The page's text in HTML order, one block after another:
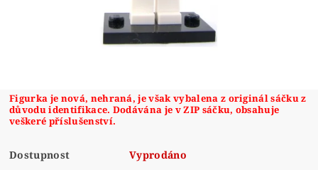
Figurka je nová, nehraná, je však vybalena z originál sáčku z
důvodu identifikace. Dodávána je v ZIP sáčku, obsahuje
veškeré příslušenství.
Dostupnost Vyprodáno